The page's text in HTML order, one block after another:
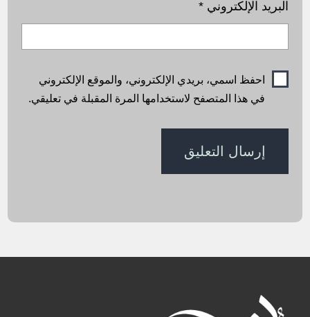
البريد الإلكتروني*
احفظ اسمي، بريدي الإلكتروني، والموقع الإلكتروني
في هذا المتصفح لاستخدامها المرة المقبلة في تعليقي.